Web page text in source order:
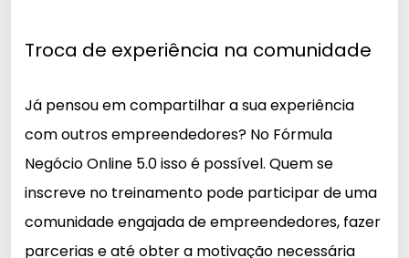
Troca de experiência na comunidade
Já pensou em compartilhar a sua experiência
com outros empreendedores? No Fórmula
Negócio Online 5.0 isso é possível. Quem se
inscreve no treinamento pode participar de uma
comunidade engajada de empreendedores, fazer
parcerias e até obter a motivação necessária